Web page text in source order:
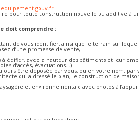
pour toute construction nouvelle ou additive à
doit comprendre :
de vous identifier, ainsi que le terrain sur
d’une promesse de vente,
édifier, avec la hauteur des bâtiments et leur
d’accès, évacuations…)
être déposée par vous, ou en votre nom,
qui a dressé le plan, le construction de
et environnementale avec photos à l’appui.